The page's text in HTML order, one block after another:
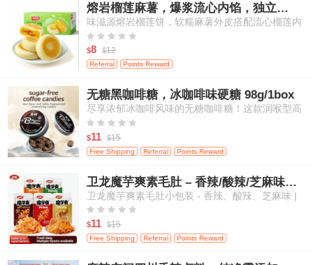
熔岩榴莲麻薯，爆浆流心内馅，独立小份装点心 250g/6枚
味滋源熔岩榴莲饼，软糯麻薯外皮搭配流心榴莲内
馅，传统亚洲风味点心，独立包装糕点，适合作为
早餐与下午茶小食
    
$8 $12
Referral Points Reward
无糖黑咖啡糖，冰咖啡味硬糖 98g/1box
尽享浓郁冰咖啡风味的无糖咖啡糖！这款润喉型高
级糖果带来醇厚咖啡香气，且不含添加糖，是随时
随地补充活力、清新口气的绝佳选择。
    
$11 $15
Free Shipping Referral Points Reward
卫龙魔芋爽素毛肚 – 香辣/酸辣/芝麻味，高纤维，20小包
卫龙魔芋爽素毛肚小包装 - 香辣、酸辣、芝麻味 |
高纤维、低热量 | 植物基“毛肚”口感 | 传统中式零
食（多口味混合，量贩装）- 20小包
    
$11 $15
Free Shipping Referral Points Reward